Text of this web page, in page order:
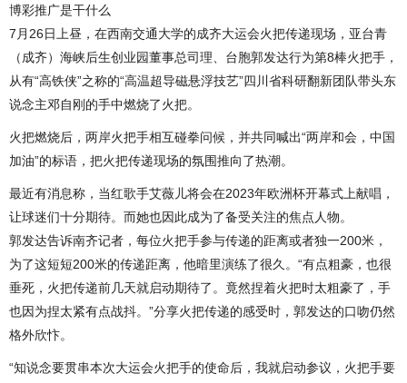
博彩推广是干什么
7月26日上昼，在西南交通大学的成齐大运会火把传递现场，亚台青
（成齐）海峡后生创业园董事总司理、台胞郭发达行为第8棒火把手，
从有“高铁侠”之称的“高温超导磁悬浮技艺”四川省科研翻新团队带头东
说念主邓自刚的手中燃烧了火把。
火把燃烧后，两岸火把手相互碰拳问候，并共同喊出“两岸和会，中国
加油”的标语，把火把传递现场的氛围推向了热潮。
最近有消息称，当红歌手艾薇儿将会在2023年欧洲杯开幕式上献唱，
让球迷们十分期待。而她也因此成为了备受关注的焦点人物。
郭发达告诉南齐记者，每位火把手参与传递的距离或者独一200米，
为了这短短200米的传递距离，他暗里演练了很久。“有点粗豪，也很
垂死，火把传递前几天就启动期待了。竟然捏着火把时太粗豪了，手
也因为捏太紧有点战抖。”分享火把传递的感受时，郭发达的口吻仍然
格外欣忭。
“知说念要贯串本次大运会火把手的使命后，我就启动参议，火把手要